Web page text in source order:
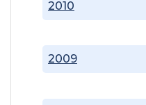
2009
2010